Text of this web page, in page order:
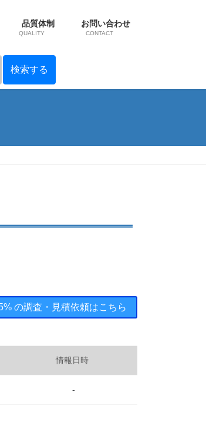
品質体制
QUALITY
お問い合わせ
CONTACT
の調査・見積依頼はこちら
情報日時
-